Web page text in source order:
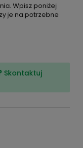
Wpisz poniżej
je na potrzebne
Skontaktuj